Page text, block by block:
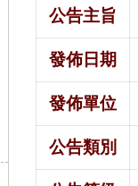
公告主旨
發佈日期
發佈單位
公告類別